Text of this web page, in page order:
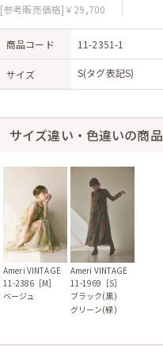
[参考販売価格]￥29,700
商品コード 11-2351-1
サイズ S(タグ表記S)
サイズ違い・色違いの商品
Ameri VINTAGE
11-2386［M］
ベージュ
Ameri VINTAGE
11-1969［S］
ブラック(黒)
グリーン(緑)